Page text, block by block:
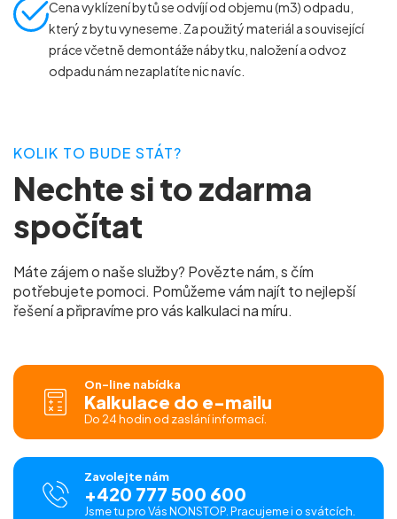
Cena vyklízení bytů se odvíjí od objemu (m3) odpadu,
který z bytu vyneseme. Za použitý materiál a související
práce včetně demontáže nábytku, naložení a odvoz
odpadu nám nezaplatíte nic navíc.
KOLIK TO BUDE STÁT?
Nechte si to zdarma
spočítat
Máte zájem o naše služby? Povězte nám, s čím
potřebujete pomoci. Pomůžeme vám najít to nejlepší
řešení a připravíme pro vás kalkulaci na míru.
On-line nabídka
Kalkulace do e-mailu
Do 24 hodin od zaslání informací.
Zavolejte nám
+420 777 500 600
Jsme tu pro Vás NONSTOP. Pracujeme i o svátcích.